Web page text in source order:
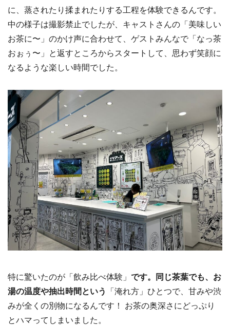
に、蒸されたり揉まれたりする工程を体験できるんです。
中の様子は撮影禁止でしたが、キャストさんの「美味しい
お茶に〜」のかけ声に合わせて、ゲストみんなで「なっ茶
おぉぅ〜」と返すところからスタートして、思わず笑顔に
なるような楽しい時間でした。
特に驚いたのが「飲み比べ体験」 です。同じ茶葉でも、お
湯の温度や抽出時間という
「淹れ方」ひとつで、甘みや渋
みが全くの別物になるんです！ お茶の奥深さにどっぷり
とハマってしまいました。